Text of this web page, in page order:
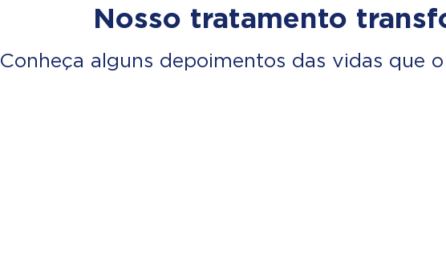
Nosso tratamento
Conheça alguns depoimentos das vidas que